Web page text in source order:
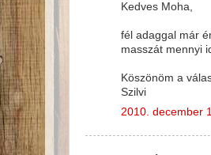
Kedves Moha,
fél adaggal már
masszát mennyi
Köszönöm a
Szilvi
2010. december